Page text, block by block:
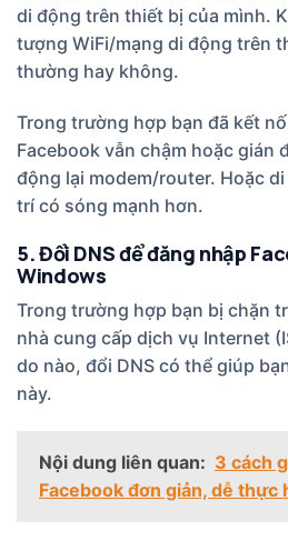
di động trên thiết bị của mình.
tượng WiFi/mạng di động trên
thường hay không.
Trong trường hợp bạn đã kết
Facebook vẫn chậm hoặc gián
động lại modem/router. Hoặc
trí có sóng mạnh hơn.
5. Đổi DNS để đăng nhập
Windows
Trong trường hợp bạn bị chặn
nhà cung cấp dịch vụ Internet
do nào, đổi DNS có thể giúp
này.
Nội dung liên quan: 3 cách
Facebook đơn giản, dễ thực